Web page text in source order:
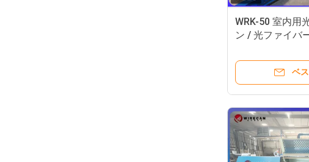
WRK-50 室内用
ン / 光ファイバ
ベ